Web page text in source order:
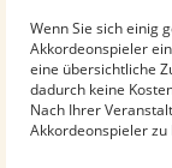
Wenn Sie sich einig
Akkordeonspieler
eine übersichtliche
dadurch keine
Nach Ihrer
Akkordeonspieler